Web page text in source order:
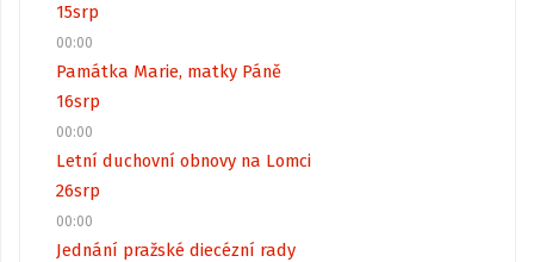
15srp
00:00
Památka Marie, matky Páně
16srp
00:00
Letní duchovní obnovy na Lomci
26srp
00:00
Jednání pražské diecézní rady